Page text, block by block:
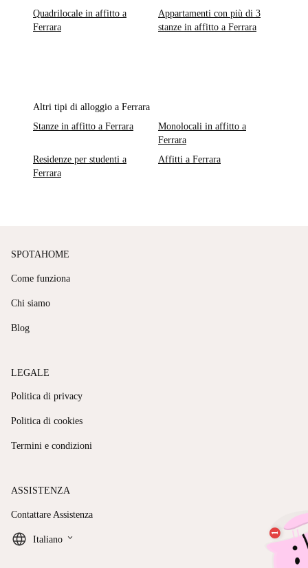
Quadrilocale in affitto a
Ferrara
Appartamenti con più di 3
stanze in affitto a Ferrara
Altri tipi di alloggio a Ferrara
Stanze in affitto a Ferrara
Monolocali in affitto a
Ferrara
Residenze per studenti a
Ferrara
Affitti a Ferrara
SPOTAHOME
Come funziona
Chi siamo
Blog
LEGALE
Politica di privacy
Politica di cookies
Termini e condizioni
ASSISTENZA
Contattare Assistenza
Italiano keyboard_arrow_down